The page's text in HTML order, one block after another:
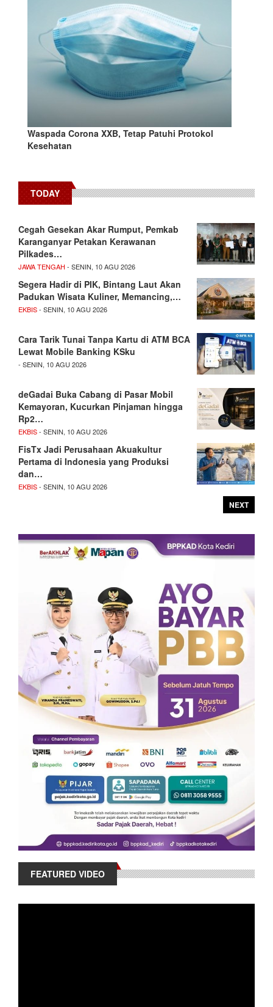
Waspada Corona XXB, Tetap Patuhi Protokol
Kesehatan
TODAY
Cegah Gesekan Akar Rumput, Pemkab
Karanganyar Petakan Kerawanan
Pilkades…
JAWA TENGAH - SENIN, 10 AGU 2026
Segera Hadir di PIK, Bintang Laut Akan
Padukan Wisata Kuliner, Memancing,…
EKBIS- SENIN, 10 AGU 2026
Cara Tarik Tunai Tanpa Kartu di ATM BCA
Lewat Mobile Banking KSku
- SENIN, 10 AGU 2026
deGadai Buka Cabang di Pasar Mobil
Kemayoran, Kucurkan Pinjaman hingga
Rp2…
EKBIS- SENIN, 10 AGU 2026
FisTx Jadi Perusahaan Akuakultur
Pertama di Indonesia yang Produksi
dan…
EKBIS- SENIN, 10 AGU 2026
NEXT
FEATURED VIDEO